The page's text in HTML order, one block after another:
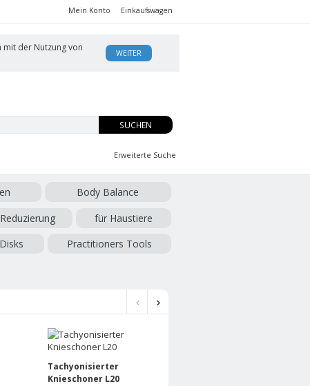
Mein Konto Einkaufswagen
mit der Nutzung von
WEITER
SUCHEN
Erweiterte Suche
Body Balance
für Haustiere
Practitioners Tools
Tachyonisierter
Knieschoner L20